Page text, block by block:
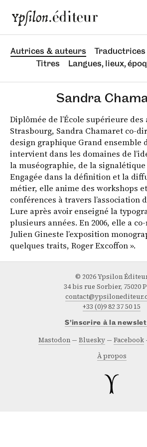
Autrices & auteurs
Titres
Langues, lieux,
Sandra
Diplômée de l’École supérieure
Strasbourg, Sandra Chamaret co-
design graphique Grand ensemble
intervient dans les domaines de
la muséographie, de la signalétique
Engagée dans la définition et la
métier, elle anime des workshops
conférences à travers l’association
Lure après avoir enseigné la
plusieurs années. En 2006, elle a
Julien Gineste l’exposition
quelques traits, Roger Excoffon ».
© 2026 Ypsilon
34 bis rue Sorbier, 75020
+33 (0)9 82 37 50 15
S’inscrire à la
Mastodon Bluesky Facebook
À propos